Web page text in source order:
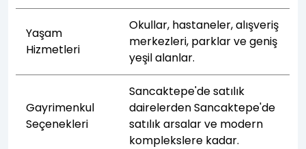
Yaşam
Hizmetleri
Okullar, hastaneler, alışveriş
merkezleri, parklar ve geniş
yeşil alanlar.
Gayrimenkul
Seçenekleri
Sancaktepe'de satılık
dairelerden Sancaktepe'de
satılık arsalar ve modern
komplekslere kadar.